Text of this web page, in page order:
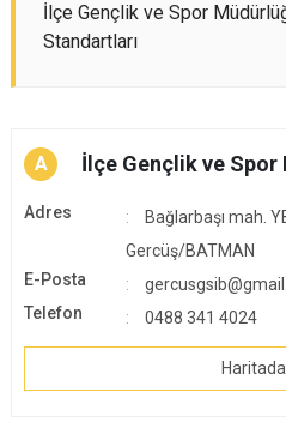
İlçe Gençlik ve Spor
Standartları
A İlçe Gençlik ve Spor
Adres
Bağlarbaşı mah.
Gercüş/BATMAN
E-Posta
Telefon
0488 341 4024